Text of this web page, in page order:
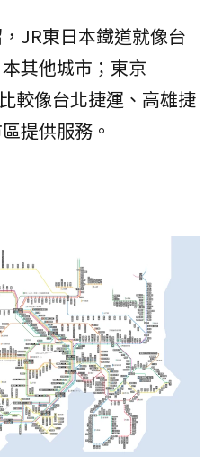
JR東日本鐵道就像台
其他城市；東京
較像台北捷運、高雄捷
提供服務。